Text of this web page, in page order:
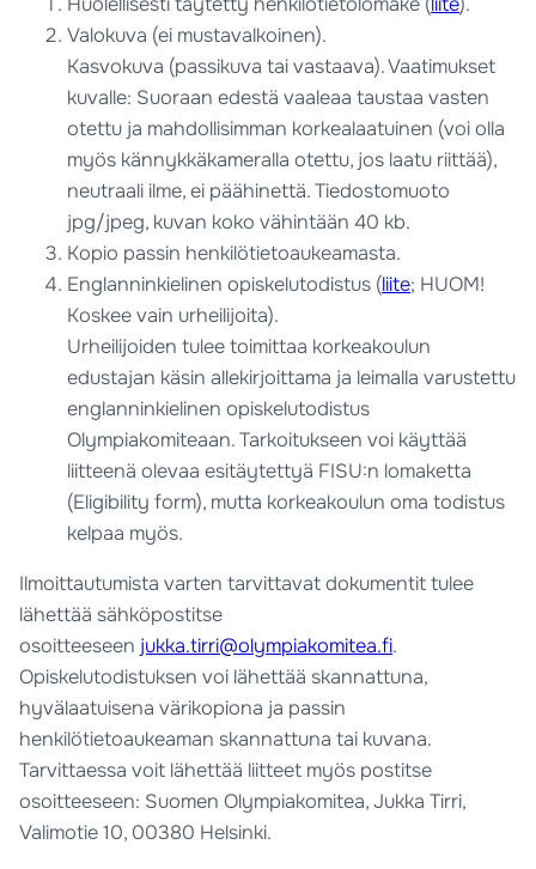
Valokuva (ei mustavalkoinen).
Kasvokuva (passikuva tai vastaava). Vaatimukset
kuvalle: Suoraan edestä vaaleaa taustaa vasten
otettu ja mahdollisimman korkealaatuinen (voi olla
myös kännykkäkameralla otettu, jos laatu riittää),
neutraali ilme, ei päähinettä. Tiedostomuoto
jpg/jpeg, kuvan koko vähintään 40 kb.
Kopio passin henkilötietoaukeamasta.
Englanninkielinen opiskelutodistus (liite; HUOM!
Koskee vain urheilijoita).
Urheilijoiden tulee toimittaa korkeakoulun
edustajan käsin allekirjoittama ja leimalla varustettu
englanninkielinen opiskelutodistus
Olympiakomiteaan. Tarkoitukseen voi käyttää
liitteenä olevaa esitäytettyä FISU:n lomaketta
(Eligibility form), mutta korkeakoulun oma todistus
kelpaa myös.
Ilmoittautumista varten tarvittavat dokumentit tulee
lähettää sähköpostitse
osoitteeseen jukka.tirri@olympiakomitea.fi.
Opiskelutodistuksen voi lähettää skannattuna,
hyvälaatuisena värikopiona ja passin
henkilötietoaukeaman skannattuna tai kuvana.
Tarvittaessa voit lähettää liitteet myös postitse
osoitteeseen: Suomen Olympiakomitea, Jukka Tirri,
Valimotie 10, 00380 Helsinki.